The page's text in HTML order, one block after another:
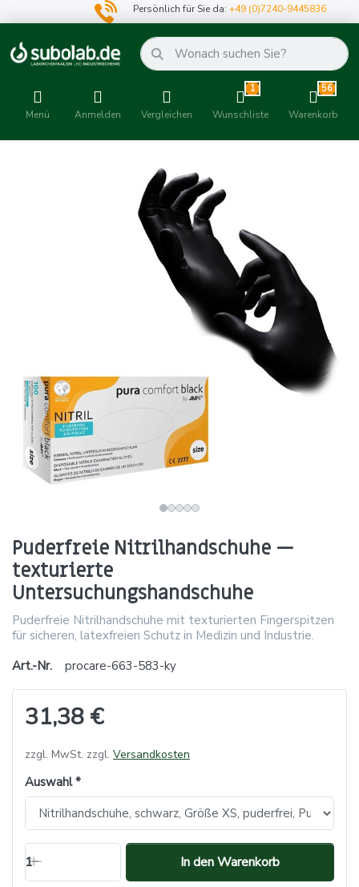
Persönlich für Sie da:+49 (0)7240-9445836
Menü Anmelden Vergleichen
1
Wunschliste
56
Warenkorb
Puderfreie Nitrilhandschuhe —
texturierte
Untersuchungshandschuhe
Puderfreie Nitrilhandschuhe mit texturierten Fingerspitzen
für sicheren, latexfreien Schutz in Medizin und Industrie.
Art.-Nr.
procare-663-583-ky
31,38 €
zzgl. MwSt. zzgl. Versandkosten
Auswahl
1 In den Warenkorb